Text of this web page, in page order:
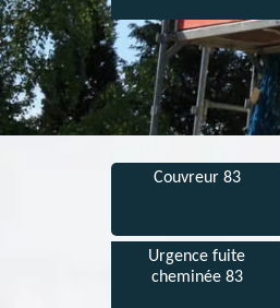
Couvreur 83
Urgence fuite
cheminée 83